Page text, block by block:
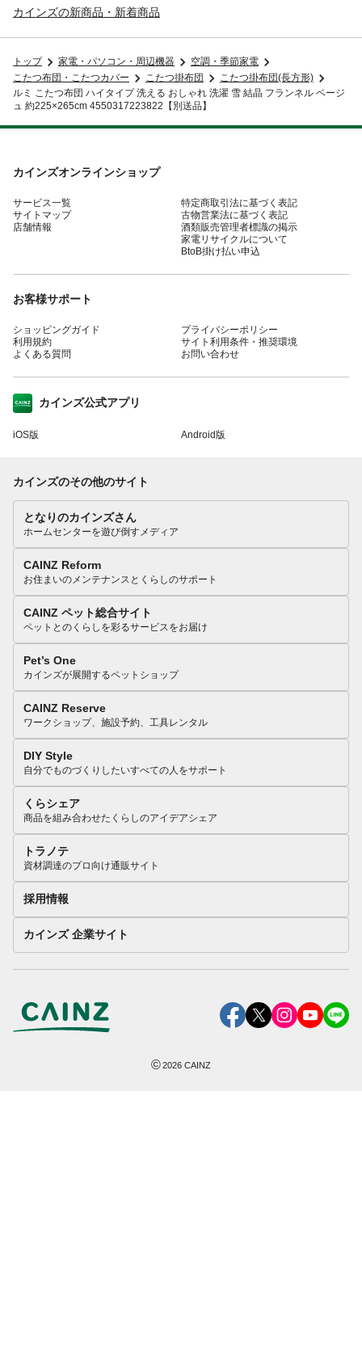
カインズの新商品・新着商品
トップ 家電・パソコン・周辺機器
空調・季節家電
こたつ布団・こたつカバー
こたつ掛布団
こたつ掛布団(長方形)
ルミ こたつ布団 ハイタイプ 洗える おしゃれ 洗濯 雪 結晶 フランネル ベージ
ュ 約225×265cm 4550317223822【別送品】
カインズオンラインショップ
サービス一覧
サイトマップ
店舗情報
特定商取引法に基づく表記
古物営業法に基づく表記
酒類販売管理者標識の掲示
家電リサイクルについて
BtoB掛け払い申込
お客様サポート
ショッピングガイド
利用規約
よくある質問
プライバシーポリシー
サイト利用条件・推奨環境
お問い合わせ
カインズ公式アプリ
iOS版 Android版
カインズのその他のサイト
となりのカインズさん
ホームセンターを遊び倒すメディア
CAINZ Reform
お住まいのメンテナンスとくらしのサポート
CAINZ ペット総合サイト
ペットとのくらしを彩るサービスをお届け
Pet’s One
カインズが展開するペットショップ
CAINZ Reserve
ワークショップ、施設予約、工具レンタル
DIY Style
自分でものづくりしたいすべての人をサポート
くらシェア
商品を組み合わせたくらしのアイデアシェア
トラノテ
資材調達のプロ向け通販サイト
採用情報
カインズ 企業サイト
©2026 CAINZ